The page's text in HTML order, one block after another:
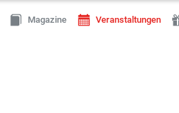
Magazine Veranstaltungen